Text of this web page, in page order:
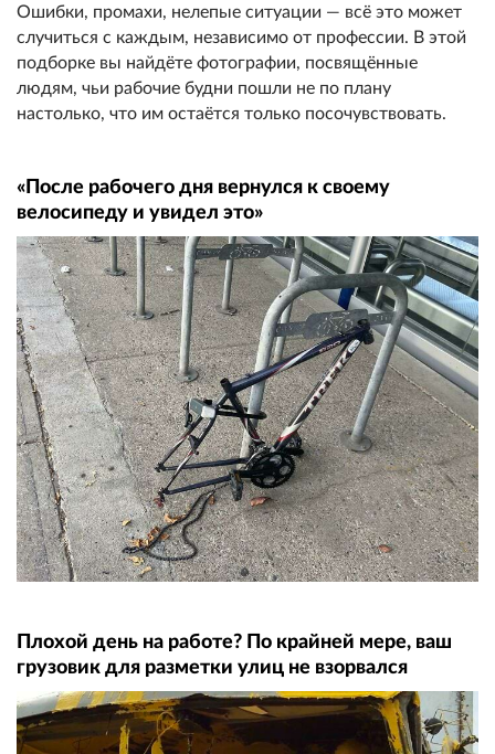
Ошибки, промахи, нелепые ситуации — всё это может
случиться с каждым, независимо от профессии. В этой
подборке вы найдёте фотографии, посвящённые
людям, чьи рабочие будни пошли не по плану
настолько, что им остаётся только посочувствовать.
«После рабочего дня вернулся к своему
велосипеду и увидел это»
Плохой день на работе? По крайней мере, ваш
грузовик для разметки улиц не взорвался